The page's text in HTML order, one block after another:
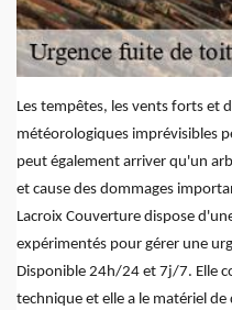
Les tempêtes, les vents forts et
météorologiques imprévisibles
peut également arriver qu'un
et cause des dommages
Lacroix Couverture dispose
expérimentés pour gérer une
Disponible 24h/24 et 7j/7. Elle
technique et elle a le matériel de